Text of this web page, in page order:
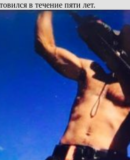
в течение пяти лет.